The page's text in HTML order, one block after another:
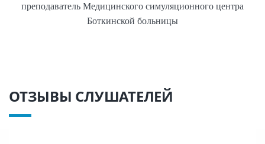
преподаватель Медицинского симуляционного центра
Боткинской больницы
ОТЗЫВЫ СЛУШАТЕЛЕЙ